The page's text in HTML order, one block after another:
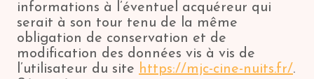
informations à l’éventuel acquéreur qui
serait à son tour tenu de la même
obligation de conservation et de
modification des données vis à vis de
l’utilisateur du site https://mjc-cine-nuits.fr/.